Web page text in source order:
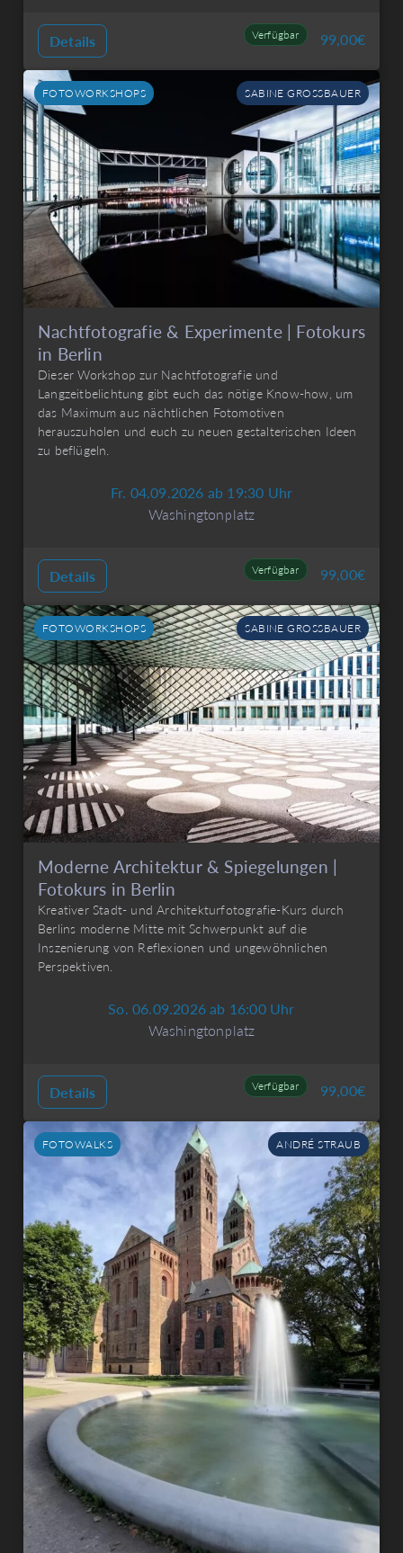
Details Verfügbar 99,00€
FOTOWORKSHOPS SABINE GROSSBAUER
Nachtfotografie & Experimente | Fotokurs
in Berlin
Dieser Workshop zur Nachtfotografie und
Langzeitbelichtung gibt euch das nötige Know-how, um
das Maximum aus nächtlichen Fotomotiven
herauszuholen und euch zu neuen gestalterischen Ideen
zu beflügeln.
Fr. 04.09.2026 ab 19:30 Uhr
Washingtonplatz
Details Verfügbar 99,00€
FOTOWORKSHOPS SABINE GROSSBAUER
Moderne Architektur & Spiegelungen |
Fotokurs in Berlin
Kreativer Stadt- und Architekturfotografie-Kurs durch
Berlins moderne Mitte mit Schwerpunkt auf die
Inszenierung von Reflexionen und ungewöhnlichen
Perspektiven.
So. 06.09.2026 ab 16:00 Uhr
Washingtonplatz
Details Verfügbar 99,00€
FOTOWALKS ANDRÉ STRAUB